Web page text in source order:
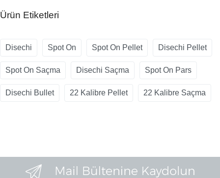
Ürün Etiketleri
Disechi Spot On Spot On Pellet Disechi Pellet
Spot On Saçma Disechi Saçma Spot On Pars
Disechi Bullet 22 Kalibre Pellet 22 Kalibre Saçma